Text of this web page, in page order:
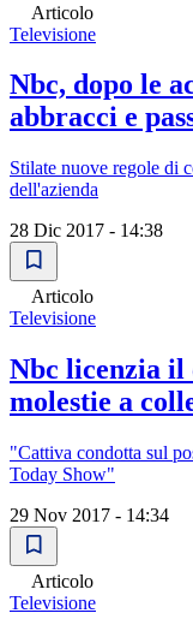
Articolo
Televisione
Nbc, dopo le
abbracci e
Stilate nuove regole di
dell'azienda
28 Dic 2017 - 14:38
Articolo
Televisione
Nbc licenzia
molestie a
"Cattiva condotta sul
Today Show"
29 Nov 2017 - 14:34
Articolo
Televisione